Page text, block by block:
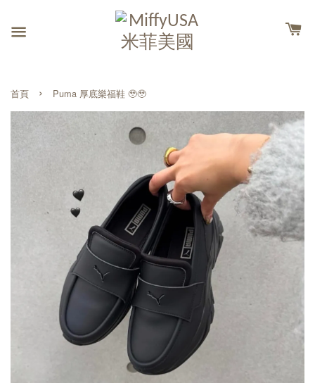
首頁 › Puma 厚底樂福鞋 🥹🥹